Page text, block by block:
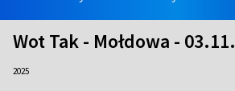
Wot Tak - Mołdowa -
2025